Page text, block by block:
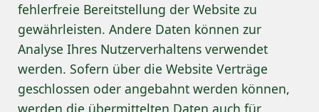
fehlerfreie Bereitstellung der Website zu
gewährleisten. Andere Daten können zur
Analyse Ihres Nutzerverhaltens verwendet
werden. Sofern über die Website Verträge
geschlossen oder angebahnt werden können,
werden die übermittelten Daten auch für